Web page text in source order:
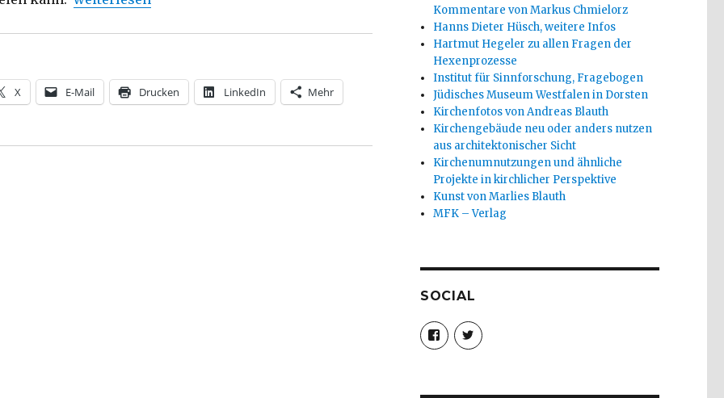
X E-Mail Drucken LinkedIn Mehr
Kommentare von Markus Chmielorz
Hanns Dieter Hüsch, weitere Infos
Hartmut Hegeler zu allen Fragen der
Hexenprozesse
Institut für Sinnforschung, Fragebogen
Jüdisches Museum Westfalen in Dorsten
Kirchenfotos von Andreas Blauth
Kirchengebäude neu oder anders nutzen
aus architektonischer Sicht
Kirchenumnutzungen und ähnliche
Projekte in kirchlicher Perspektive
Kunst von Marlies Blauth
MFK – Verlag
SOCIAL
Profil
von
christoph.fleischer1
anzeigen
Profil
von
anzeigen